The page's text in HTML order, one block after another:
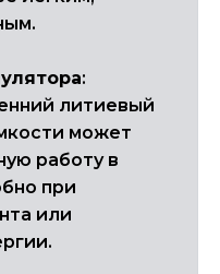
:
литиевый
может
работу в
при
или